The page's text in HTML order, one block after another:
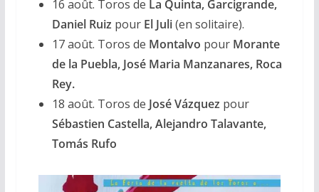
16 août. Toros de La Quinta, Garcigrande,
Daniel Ruiz pour El Juli(en solitaire).
17 août. Toros de Montalvo pour Morante
de la Puebla, José Maria Manzanares, Roca
Rey.
18 août. Toros de José Vázquez pour
Sébastien Castella, Alejandro Talavante,
Tomás Rufo